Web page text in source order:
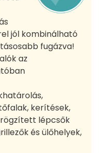
jól kombinálható
fugázva!
az
kerítések,
lépcsők
és ülőhelyek,